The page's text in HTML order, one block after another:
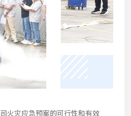
灾应急预案的可行性和有效